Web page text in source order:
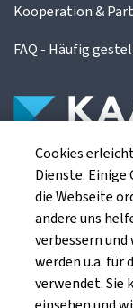
Kooperation &
FAQ - Häufig
Die Kaack
Kaack
Am Markt 8
Cookies
Dienste.
die Webseite
andere uns
verbessern
werden u.a. für
verwendet. Sie